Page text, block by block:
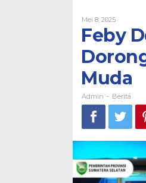
Mei 8, 2025Oleh
Feby
Muda
Admin - Berita